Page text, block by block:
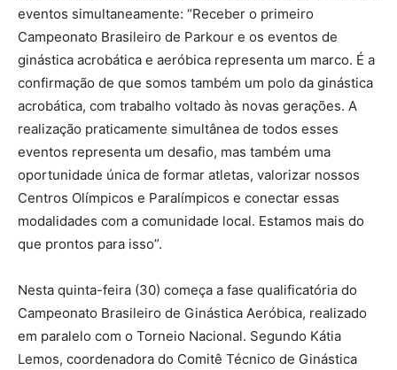
eventos simultaneamente: “Receber o primeiro
Campeonato Brasileiro de Parkour e os eventos de
ginástica acrobática e aeróbica representa um marco. É a
confirmação de que somos também um polo da ginástica
acrobática, com trabalho voltado às novas gerações. A
realização praticamente simultânea de todos esses
eventos representa um desafio, mas também uma
oportunidade única de formar atletas, valorizar nossos
Centros Olímpicos e Paralímpicos e conectar essas
modalidades com a comunidade local. Estamos mais do
que prontos para isso”.
Nesta quinta-feira (30) começa a fase qualificatória do
Campeonato Brasileiro de Ginástica Aeróbica, realizado
em paralelo com o Torneio Nacional. Segundo Kátia
Lemos, coordenadora do Comitê Técnico de Ginástica